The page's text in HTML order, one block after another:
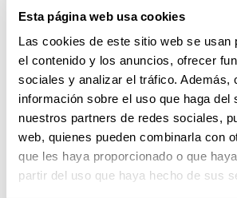
Esta página web usa cookies
Las cookies de este sitio web se usan
el contenido y los anuncios, ofrecer
sociales y analizar el tráfico. Además,
información sobre el uso que haga del
nuestros partners de redes sociales,
web, quienes pueden combinarla con
que les haya proporcionado o que
partir del uso que haya hecho de sus